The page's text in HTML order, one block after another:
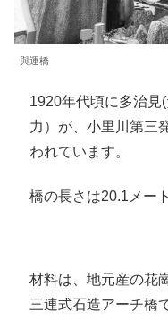
與運橋
1920年代頃に多治見
力）が、小里川第三
われています。
橋の長さは20.1メー
材料は、地元産の花
三連式石造アーチ橋